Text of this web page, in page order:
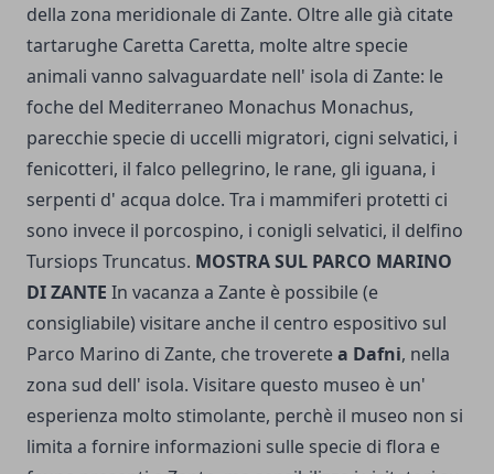
della zona meridionale di Zante. Oltre alle già citate
tartarughe Caretta Caretta, molte altre specie
animali vanno salvaguardate nell' isola di Zante: le
foche del Mediterraneo Monachus Monachus,
parecchie specie di uccelli migratori, cigni selvatici, i
fenicotteri, il falco pellegrino, le rane, gli iguana, i
serpenti d' acqua dolce. Tra i mammiferi protetti ci
sono invece il porcospino, i conigli selvatici, il delfino
Tursiops Truncatus. MOSTRA SUL PARCO MARINO
DI ZANTE In vacanza a Zante è possibile (e
consigliabile) visitare anche il centro espositivo sul
Parco Marino di Zante, che troveretea Dafni, nella
zona sud dell' isola. Visitare questo museo è un'
esperienza molto stimolante, perchè il museo non si
limita a fornire informazioni sulle specie di flora e